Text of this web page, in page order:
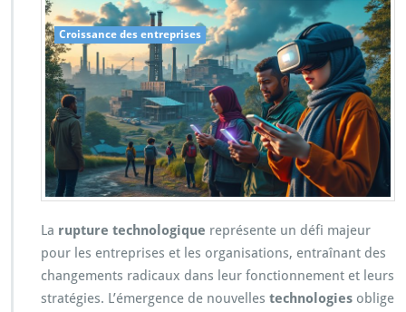
Croissance des entreprises
La rupture technologique représente un défi majeur
pour les entreprises et les organisations, entraînant des
changements radicaux dans leur fonctionnement et leurs
stratégies. L’émergence de nouvelles technologies oblige